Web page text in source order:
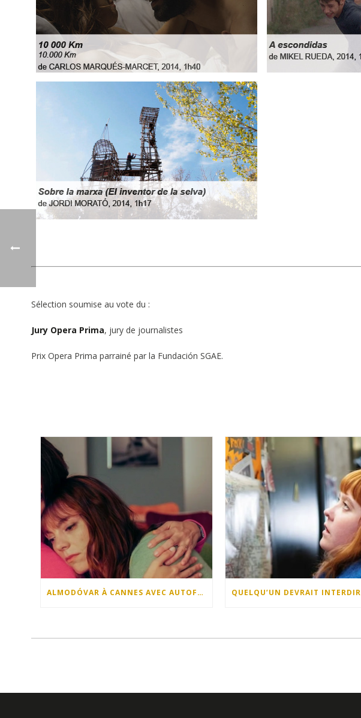
Sélection soumise au vote du :
Jury Opera Prima, jury de journalistes
Prix Opera Prima parrainé par la Fundación SGAE.
ALMODÓVAR À CANNES AVEC AUTOFICTION !